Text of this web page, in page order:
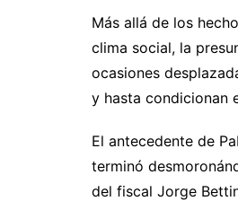
Más allá de los
clima social, la
ocasiones
y hasta condicionan
El antecedente de
terminó
del fiscal Jorge